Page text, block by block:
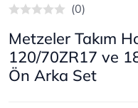
(0)
Metzeler Takım
120/70ZR17 ve
Ön Arka Set